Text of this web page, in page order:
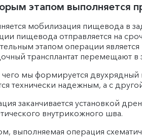
этапом выполняется
мобилизация пищевода в
пищевода отправляется на
этапом операции
трансплантат перемещают
чего мы формируется
технически надежным, а с
заканчивается установкой
внутрикожного шва.
выполняемая операция